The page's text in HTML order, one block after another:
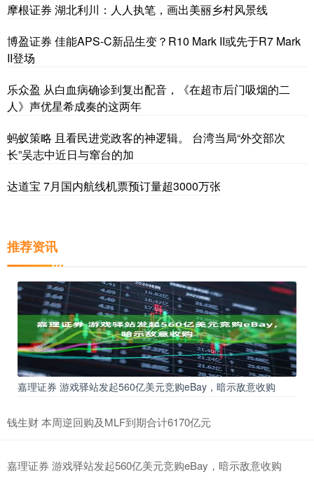
摩根证券 湖北利川：人人执笔，画出美丽乡村风景线
博盈证券 佳能APS-C新品生变？R10 Mark II或先于R7 Mark
II登场
乐众盈 从白血病确诊到复出配音，《在超市后门吸烟的二
人》声优星希成奏的这两年
蚂蚁策略 且看民进党政客的神逻辑。 台湾当局“外交部次
长”吴志中近日与窜台的加
达道宝 7月国内航线机票预订量超3000万张
推荐资讯
嘉理证券 游戏驿站发起560亿美元竞购eBay，暗示敌意收购
钱生财 本周逆回购及MLF到期合计6170亿元
嘉理证券 游戏驿站发起560亿美元竞购eBay，暗示敌意收购